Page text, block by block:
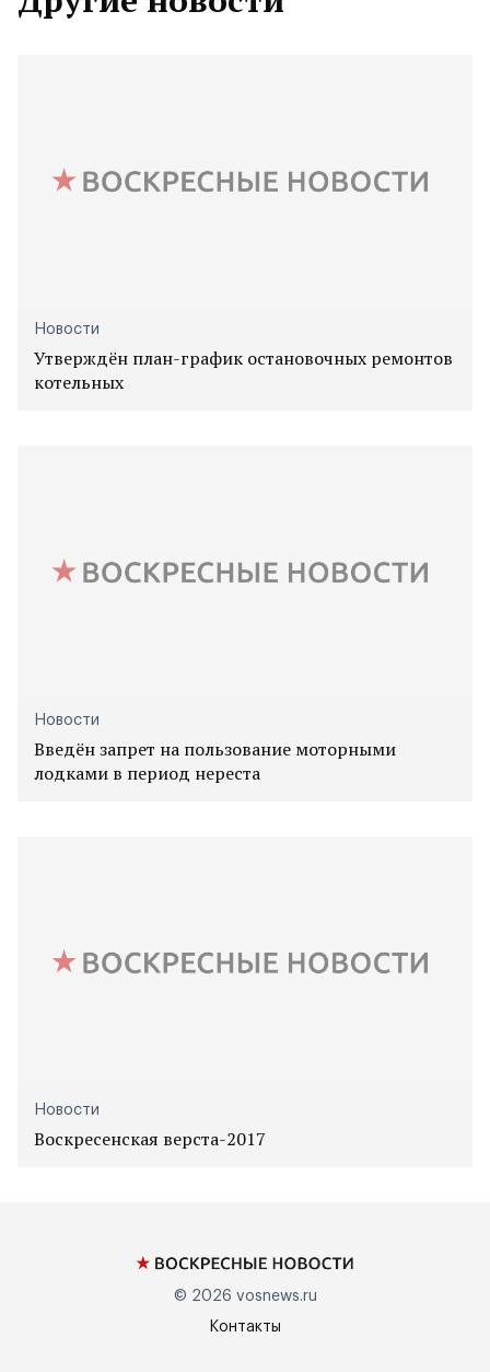
Новости
Утверждён план-график остановочных ремонтов
котельных
Новости
Введён запрет на пользование моторными
лодками в период нереста
Новости
Воскресенская верста-2017
© 2026 vosnews.ru
Контакты